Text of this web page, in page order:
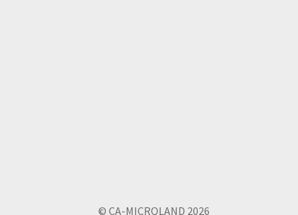
© CA-MICROLAND 2026